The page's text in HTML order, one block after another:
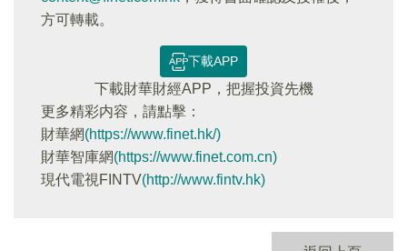
方可轉載。
下載APP
下載財華財經APP，把握投資先機
更多精彩内容，請點擊：
財華網(https://www.finet.hk/)
財華智庫網(https://www.finet.com.cn)
現代電視FINTV(http://www.fintv.hk)